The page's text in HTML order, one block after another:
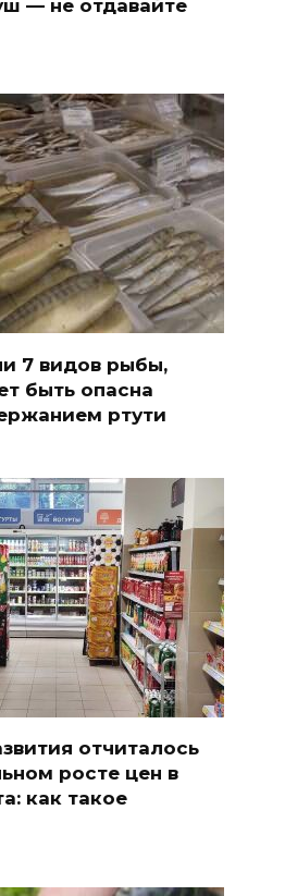
— не отдавайте
7 видов рыбы,
быть опасна
ртути
отчиталось
росте цен в
как такое